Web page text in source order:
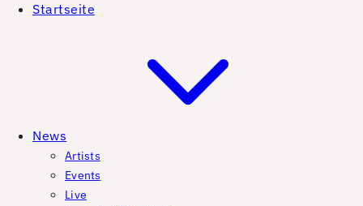
Startseite
News
Artists
Events
Live